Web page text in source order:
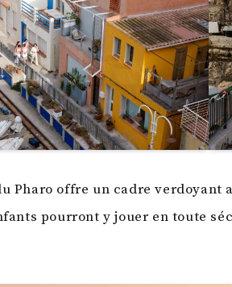
Pharo offre un cadre verdoyant
pourront y jouer en toute